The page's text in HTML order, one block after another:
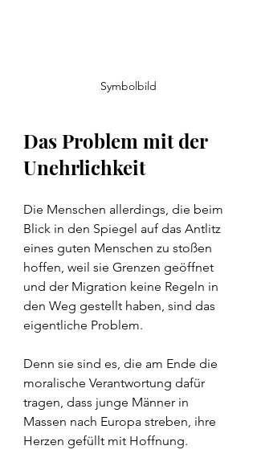
Symbolbild
Das Problem mit der
Unehrlichkeit
Die Menschen allerdings, die beim
Blick in den Spiegel auf das Antlitz
eines guten Menschen zu stoßen
hoffen, weil sie Grenzen geöffnet
und der Migration keine Regeln in
den Weg gestellt haben, sind das
eigentliche Problem.
Denn sie sind es, die am Ende die
moralische Verantwortung dafür
tragen, dass junge Männer in
Massen nach Europa streben, ihre
Herzen gefüllt mit Hoffnung.